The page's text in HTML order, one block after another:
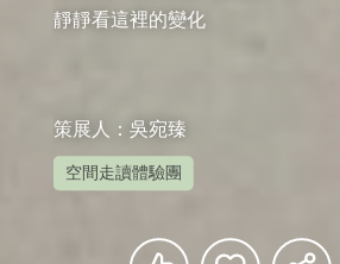
靜靜看這裡的變化
策展人：吳宛臻
空間走讀體驗團